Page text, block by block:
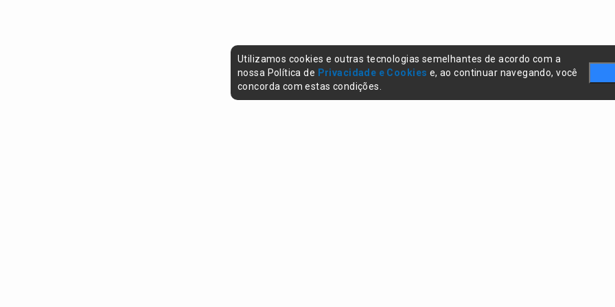
Utilizamos cookies e outras tecnologias semelhantes de acordo com a
nossa Política de Privacidade e Cookies e, ao continuar navegando, você
concorda com estas condições.